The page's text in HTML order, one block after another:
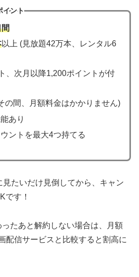
イント
間
以上 (見放題42万本、レンタル6
、次月以降1,200ポイントが付
の間、月額料金はかかりません)
あり
ントを最大4つ持てる
たいだけ見倒してから、キャン
です！
たあと解約しない場合は、月額
配信サービスと比較すると割高に